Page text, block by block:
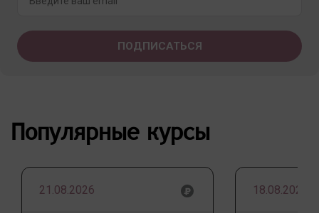
Популярные курсы
21.08.2026 18.08.2026